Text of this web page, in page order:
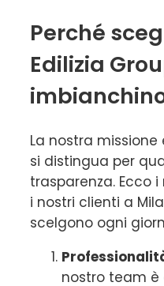
Perché
Edilizia
La nostra
si distingua per
trasparenza. Ecco
i nostri clienti a
scelgono ogni
nostro team